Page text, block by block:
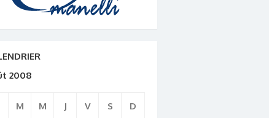
2008
M M J V S D